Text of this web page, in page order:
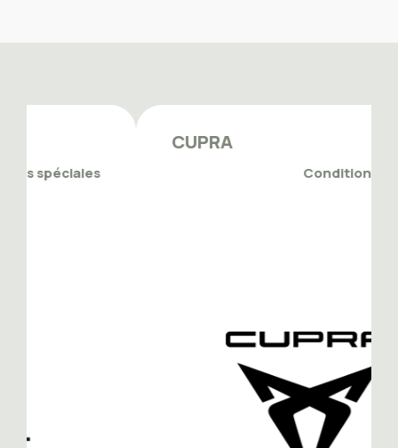
Conditions spéciales